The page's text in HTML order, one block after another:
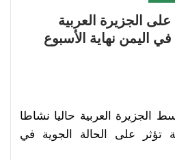
الجزيرة العربية
اليمن نهاية الأسبوع
العربية حاليا نشاطا
تؤثر على الحالة الجوية في